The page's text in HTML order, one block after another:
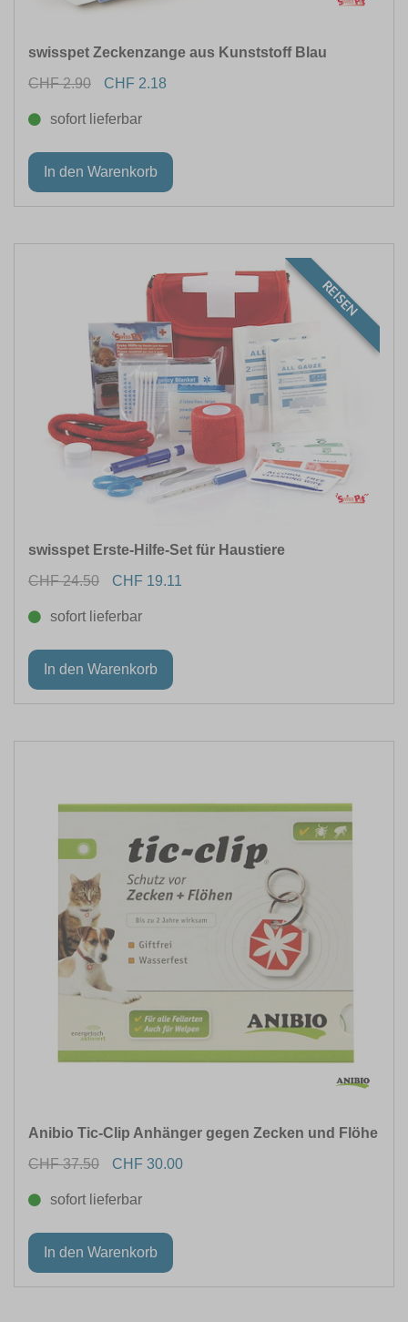
swisspet Zeckenzange aus Kunststoff Blau
CHF 2.90
CHF 2.18
sofort lieferbar
REISEN
swisspet Erste-Hilfe-Set für Haustiere
CHF 24.50
CHF 19.11
sofort lieferbar
Anibio Tic-Clip Anhänger gegen Zecken und Flöhe
CHF 37.50
CHF 30.00
sofort lieferbar